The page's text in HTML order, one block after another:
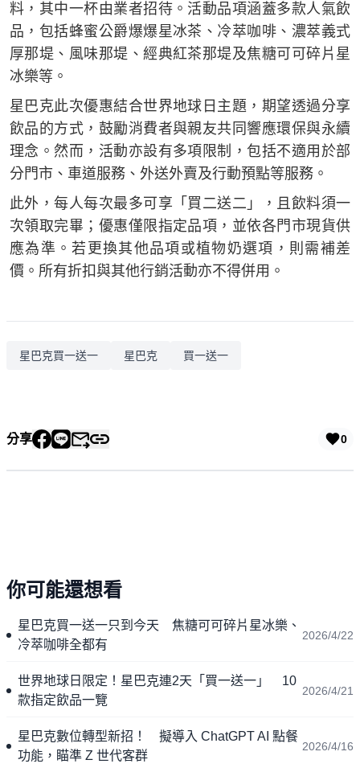
料，其中一杯由業者招待。活動品項涵蓋多款人氣飲
品，包括蜂蜜公爵爆爆星冰茶、冷萃咖啡、濃萃義式
厚那堤、風味那堤、經典紅茶那堤及焦糖可可碎片星
冰樂等。
星巴克此次優惠結合世界地球日主題，期望透過分享
飲品的方式，鼓勵消費者與親友共同響應環保與永續
理念。然而，活動亦設有多項限制，包括不適用於部
分門市、車道服務、外送外賣及行動預點等服務。
此外，每人每次最多可享「買二送二」，且飲料須一
次領取完畢；優惠僅限指定品項，並依各門市現貨供
應為準。若更換其他品項或植物奶選項，則需補差
價。所有折扣與其他行銷活動亦不得併用。
星巴克買一送一 星巴克 買一送一
分享 0
你可能還想看
星巴克買一送一只到今天 焦糖可可碎片星冰樂、
冷萃咖啡全都有
2026/4/22
世界地球日限定！星巴克連2天「買一送一」 10
款指定飲品一覽
2026/4/21
星巴克數位轉型新招！ 擬導入 ChatGPT AI 點餐
功能，瞄準 Z 世代客群
2026/4/16